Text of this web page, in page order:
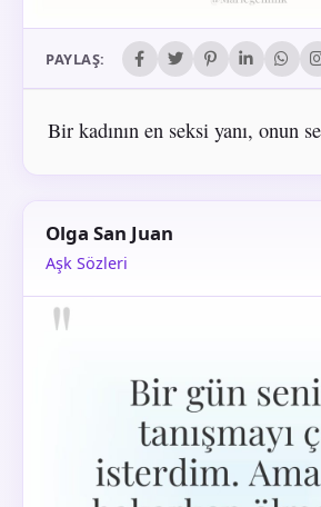
PAYLAŞ:
Bir kadının en seksi yanı, onun
Olga San Juan
Aşk Sözleri